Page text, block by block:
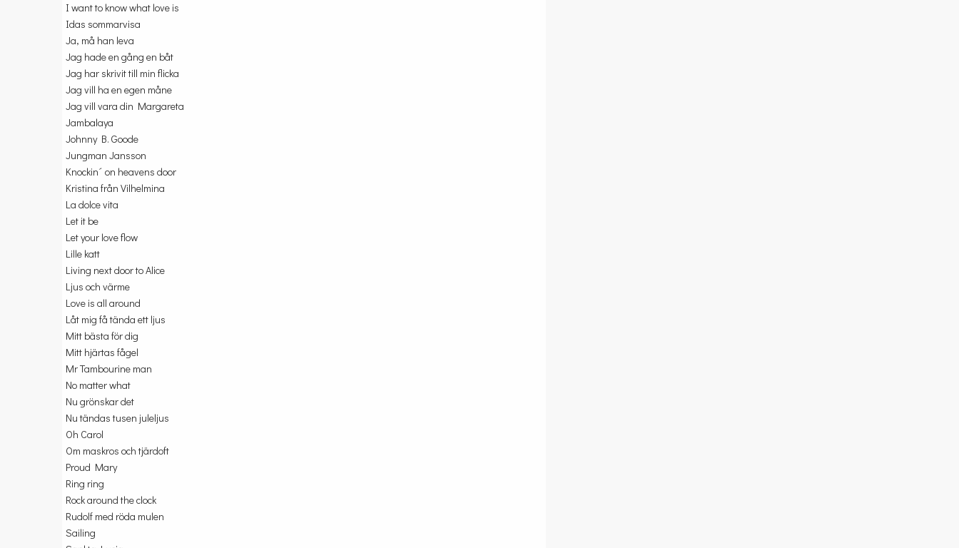
I want to know what love is
Idas sommarvisa
Ja, må han leva
Jag hade en gång en båt
Jag har skrivit till min flicka
Jag vill ha en egen måne
Jag vill vara din Margareta
Jambalaya
Johnny B. Goode
Jungman Jansson
Knockin´ on heavens door
Kristina från Vilhelmina
La dolce vita
Let it be
Let your love flow
Lille katt
Living next door to Alice
Ljus och värme
Love is all around
Låt mig få tända ett ljus
Mitt bästa för dig
Mitt hjärtas fågel
Mr Tambourine man
No matter what
Nu grönskar det
Nu tändas tusen juleljus
Oh Carol
Om maskros och tjärdoft
Proud Mary
Ring ring
Rock around the clock
Rudolf med röda mulen
Sailing